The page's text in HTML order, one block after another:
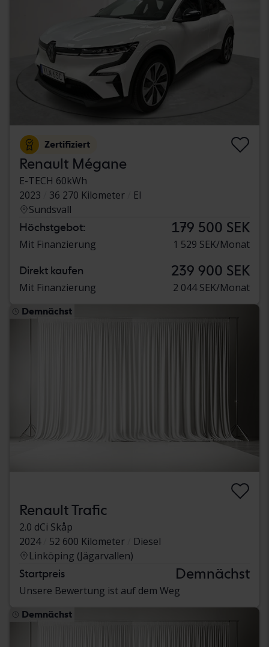
Zertifiziert
Renault Mégane
E-TECH 60kWh
2023
36 270 Kilometer
El
Sundsvall
Höchstgebot: 179 500 SEK
Mit Finanzierung 1 529 SEK/Monat
Direkt kaufen 239 900 SEK
Mit Finanzierung 2 044 SEK/Monat
Demnächst
Renault Trafic
2.0 dCi Skåp
2024
52 600 Kilometer
Diesel
Linköping (Jägarvallen)
Startpreis Demnächst
Unsere Bewertung ist auf dem Weg
Demnächst